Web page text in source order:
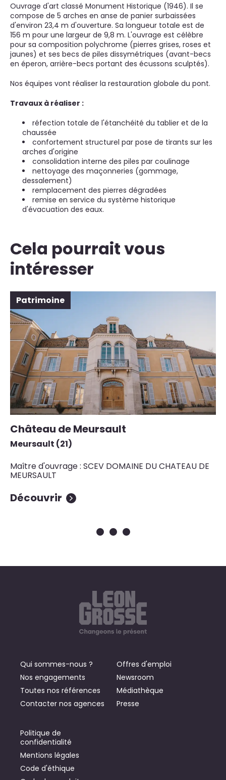
Ouvrage d'art classé Monument Historique (1946). Il se
compose de 5 arches en anse de panier surbaissées
d'environ 23,4 m d'ouverture. Sa longueur totale est de
156 m pour une largeur de 9,8 m. L'ouvrage est célèbre
pour sa composition polychrome (pierres grises, roses et
jaunes) et ses becs de piles dissymétriques (avant-becs
en éperon, arrière-becs portant des écussons sculptés).
Nos équipes vont réaliser la restauration globale du pont.
Travaux à réaliser :
réfection totale de l'étanchéité du tablier et de la
chaussée
confortement structurel par pose de tirants sur les
arches d'origine
consolidation interne des piles par coulinage
nettoyage des maçonneries (gommage,
dessalement)
remplacement des pierres dégradées
remise en service du système historique
d'évacuation des eaux.
Cela pourrait vous
intéresser
Patrimoine
Château de Meursault
Meursault (21)
Maître d'ouvrage : SCEV DOMAINE DU CHATEAU DE
MEURSAULT
Découvrir
Qui sommes-nous ?
Nos engagements
Toutes nos références
Contacter nos agences
Offres d'emploi
Newsroom
Médiathèque
Presse
Politique de
confidentialité
Mentions légales
Code d'éthique